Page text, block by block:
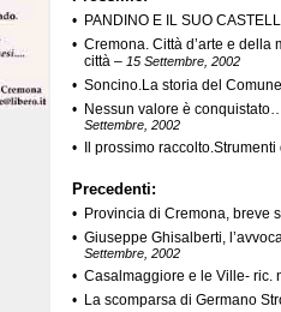
• PANDINO E IL SUO
• Cremona. Città d’arte e
città – 15 Settembre, 2002
• Soncino.La storia del Comune
• Nessun valore è
Settembre, 2002
• Il prossimo
Precedenti:
• Provincia di Cremona, breve
• Giuseppe Ghisalberti,
Settembre, 2002
• Casalmaggiore e le Ville- ric.
• La scomparsa di Germano